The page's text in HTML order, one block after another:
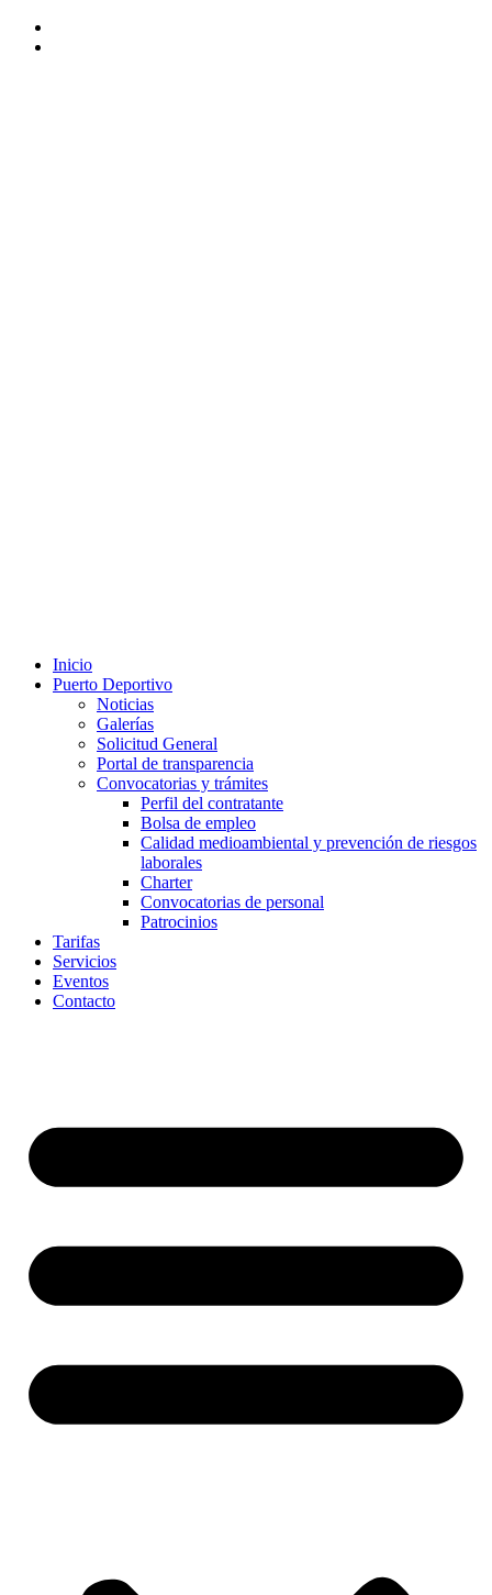
Inicio
Puerto Deportivo
Noticias
Galerías
Solicitud General
Portal de transparencia
Convocatorias y trámites
Perfil del contratante
Bolsa de empleo
Calidad medioambiental y prevención de riesgos
laborales
Charter
Convocatorias de personal
Patrocinios
Tarifas
Servicios
Eventos
Contacto